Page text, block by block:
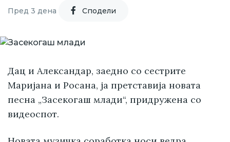
Пред 3 дена Cподели
Дац и Александар, заедно со сестрите
Маријана и Росана, ја претставија новата
песна „Засекогаш млади“, придружена со
видеоспот.